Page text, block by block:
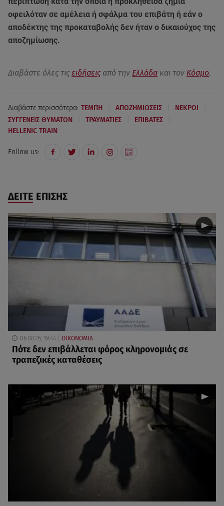
οφειλόταν σε αμέλεια ή σφάλμα του επιβάτη ή εάν ο
αποδέκτης της προκαταβολής δεν ήταν ο δικαιούχος της
αποζημίωσης.
Διαβάστε όλες τις ειδήσεις από την Ελλάδα και τον Κόσμο.
Διαβάστε περισσότερα: ΤΕΜΠΗ ΑΠΟΖΗΜΙΩΣΕΙΣ ΝΕΚΡΟΙ
ΣΥΓΓΕΝΕΙΣ ΘΥΜΑΤΩΝ ΤΡΑΥΜΑΤΙΕΣ ΕΠΙΒΑΤΕΣ
HELLENIC TRAIN
Follow us:
ΔΕΙΤΕ ΕΠΙΣΗΣ
06.08.26, 19:44 ΟΙΚΟΝΟΜΙΑ
Πότε δεν επιβάλλεται φόρος κληρονομιάς σε
τραπεζικές καταθέσεις